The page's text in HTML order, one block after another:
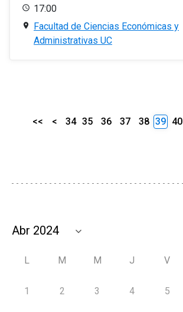
17:00
Facultad de Ciencias Económicas y
Administrativas UC
<< < 34 35 36 37 38 39 40
L M M J V
1 2 3 4 5